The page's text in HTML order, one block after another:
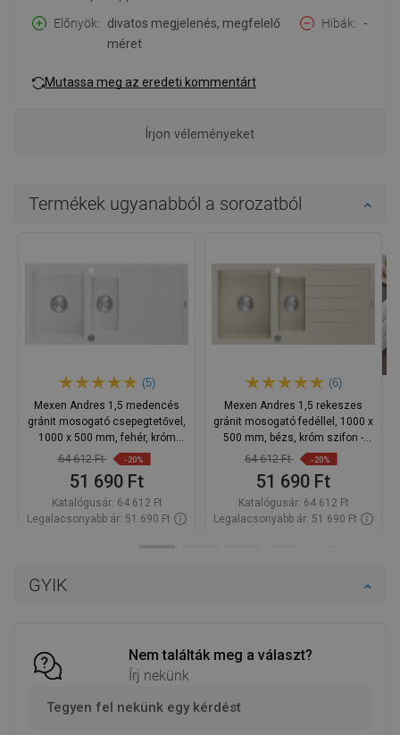
GYIK
Nem találták meg a választ?
Írj nekünk
Tegyen fel nekünk egy kérdést
Előnyök
divatos megjelenés, megfelelő
méret
Hibák -
Mutassa meg az eredeti kommentárt
Írjon véleményeket
Termékek ugyanabból a sorozatból
(5)
Mexen Andres 1,5 medencés
gránit mosogató csepegtetővel,
1000 x 500 mm, fehér, króm
szifon - 6515101510-20
64 612 Ft -20%
51 690 Ft
Katalógusár: 64 612 Ft
Legalacsonyabb ár: 51 690 Ft
(6)
Mexen Andres 1,5 rekeszes
gránit mosogató fedéllel, 1000 x
500 mm, bézs, króm szifon -
6515101510-69
64 612 Ft -20%
51 690 Ft
Katalógusár: 64 612 Ft
Legalacsonyabb ár: 51 690 Ft